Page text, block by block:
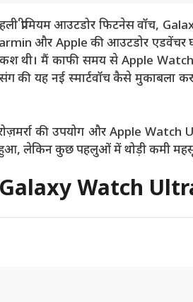
प्रीमियम आउटडोर फिटनेस वॉच,
और Apple की आउटडोर एडवेंचर
थी। मैं काफी समय से Apple
की यह नई स्मार्टवॉच कैसे मुकाबला
की उपयोग और Apple
हुआ, लेकिन कुछ पहलुओं में थोड़ी कमी
Watch